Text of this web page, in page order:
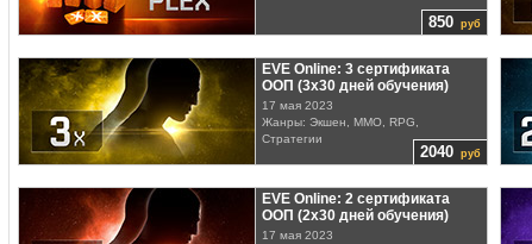
850 руб
2040 руб
EVE Online: 3 сертификата
ООП (3х30 дней обучения)
17 мая 2023
Жанры: Экшен, MMO, RPG,
Стратегии
EVE Online: 2 сертификата
ООП (2х30 дней обучения)
17 мая 2023